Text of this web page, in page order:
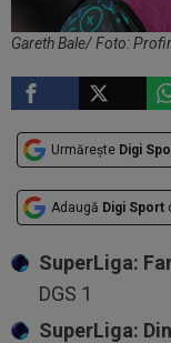
Gareth Bale/ Foto:
Urmărește Digi
Adaugă Digi Sport
SuperLiga:
DGS 1
SuperLiga: